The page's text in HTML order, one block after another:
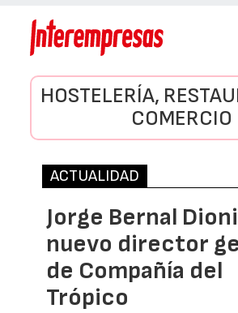
HOSTELERÍA,
COMERCIO
ACTUALIDAD
Jorge Bernal
nuevo director
de Compañía del
Trópico